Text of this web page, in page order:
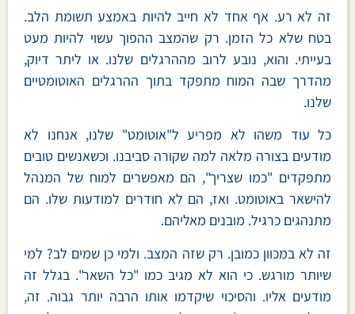
זה לא רע. אף אחד לא חייב להיות באמצע תשומת הלב.
בטח שלא כל הזמן. רק שהמצב ההפוך עשוי להיות מעט
בעייתי. והוא, נובע לרוב מההרגלים שלנו. או ליתר דיוק,
מהדרך שבה המוח מתפקד בתוך ההרגלים האוטומטיים
שלנו.
כל עוד משהו לא מפריע ל"אוטומט" שלנו, אנחנו לא
מודעים בצורה מלאה למה שקורה סביבנו. וכשאנשים טובים
מתפקדים "כמו שצריך", הם מאפשרים למוח של המנהל
להישאר באוטומט. ואז, הם לא חודרים למודעות שלו. הם
מתנהגים כרגיל. מובנים מאליהם.
זה לא במכוון כמובן. רק שזה המצב. ולמי כן שמים לב? למי
שיותר מורגש. כי הוא לא מגיב כמו "כל השאר". בגלל זה
מודעים אליו. והסיכוי שיקדמו אותו הרבה יותר גבוה. זה,